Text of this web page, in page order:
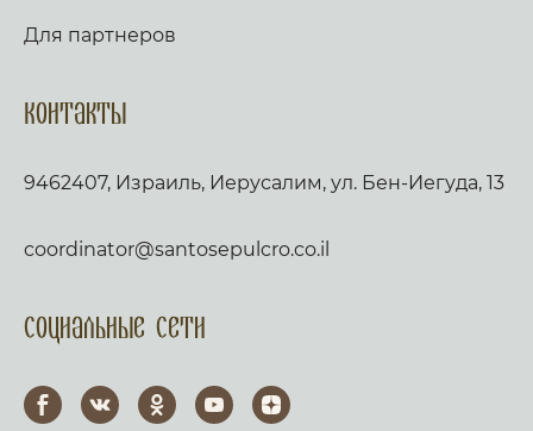
Для партнеров
Контакты
9462407, Израиль, Иерусалим, ул. Бен-Иегуда, 13
coordinator@santosepulcro.co.il
Социальные сети